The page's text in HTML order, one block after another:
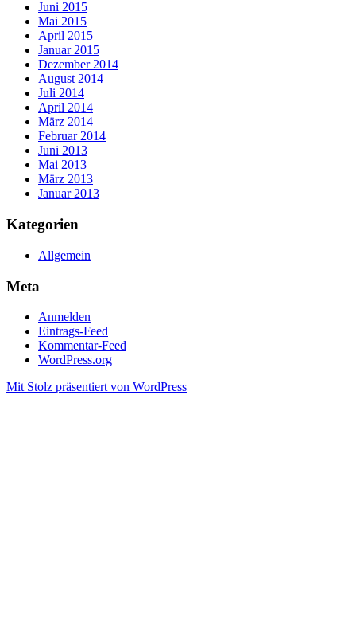
Juni 2015
Mai 2015
April 2015
Januar 2015
Dezember 2014
August 2014
Juli 2014
April 2014
März 2014
Februar 2014
Juni 2013
Mai 2013
März 2013
Januar 2013
Kategorien
Allgemein
Meta
Anmelden
Eintrags-Feed
Kommentar-Feed
WordPress.org
Mit Stolz präsentiert von WordPress